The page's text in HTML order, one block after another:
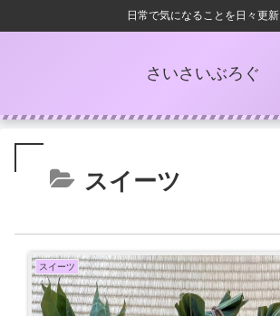
日常で気になることを日々更新
さいさいぶろぐ
スイーツ
スイーツ